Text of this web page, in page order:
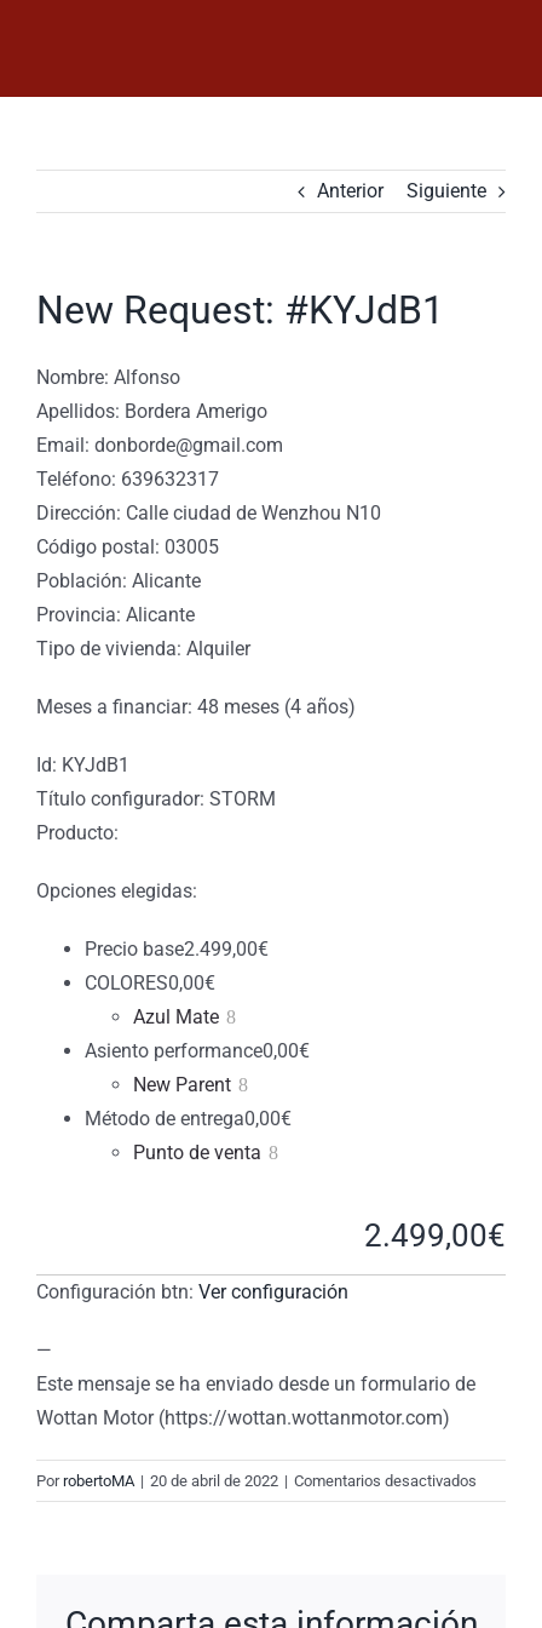
Anterior Siguiente
New Request: #KYJdB1
Nombre: Alfonso
Apellidos: Bordera Amerigo
Email: donborde@gmail.com
Teléfono: 639632317
Dirección: Calle ciudad de Wenzhou N10
Código postal: 03005
Población: Alicante
Provincia: Alicante
Tipo de vivienda: Alquiler
Meses a financiar: 48 meses (4 años)
Id: KYJdB1
Título configurador: STORM
Producto:
Opciones elegidas:
Precio base2.499,00€
COLORES0,00€
Azul Mate
Asiento performance0,00€
New Parent
Método de entrega0,00€
Punto de venta
2.499,00€
Configuración btn: Ver configuración
—
Este mensaje se ha enviado desde un formulario de
Wottan Motor (https://wottan.wottanmotor.com)
PorrobertoMA | 20 de abril de 2022 | Comentarios desactivados
New